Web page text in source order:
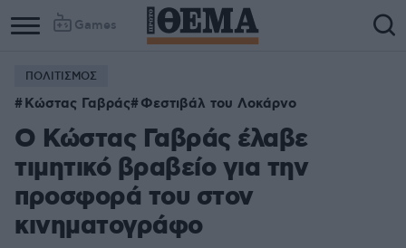
Games
ΠΟΛΙΤΙΣΜΟΣ
Κώστας Γαβράς Φεστιβάλ του Λοκάρνο
Ο Κώστας Γαβράς έλαβε
τιμητικό βραβείο για την
προσφορά του στον
κινηματογράφο